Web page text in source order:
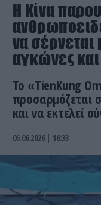
Η Κίνα
να σέρνεται
αγκώνες και
Το «TienKung
προσαρμόζεται
και να εκτελεί
06.06.2026 | 16:33